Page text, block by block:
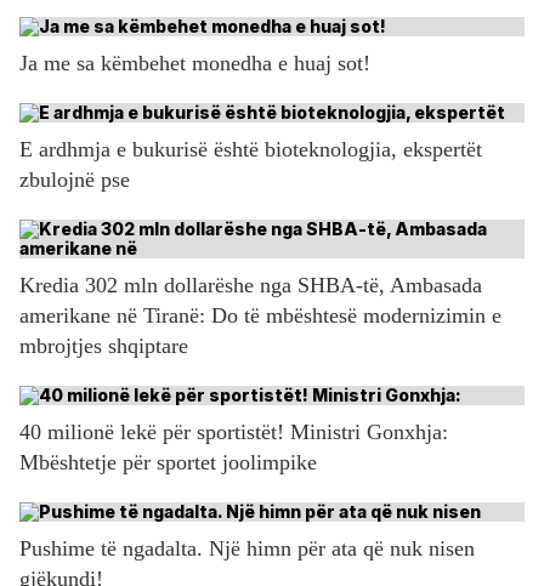
Ja me sa këmbehet monedha e huaj sot!
E ardhmja e bukurisë është bioteknologjia, ekspertët
zbulojnë pse
Kredia 302 mln dollarëshe nga SHBA-të, Ambasada
amerikane në Tiranë: Do të mbështesë modernizimin e
mbrojtjes shqiptare
40 milionë lekë për sportistët! Ministri Gonxhja:
Mbështetje për sportet joolimpike
Pushime të ngadalta. Një himn për ata që nuk nisen
gjëkundi!